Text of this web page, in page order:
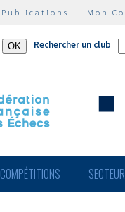
Publications | Mon
Rechercher un club
COMPÉTITIONS